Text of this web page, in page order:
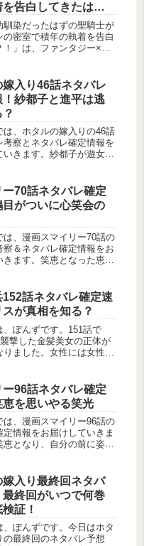
を告白してきたは無
る？
馴染だったはずの聖騎士が
の密室で積年の執着を告白
！」は、ファンタジー×幼
年3月2日サークル名：
者：ENV...
嫁入り46話ネタバレ
！紗都子と進平は逃
は、ホタルの嫁入りの46話
考察とネタバレ確定情報を
いきます。紗都子が遊女島
生懸命励まそうとする進平
十兵衛に右肩・左手・両
ー70話ネタバレ確定
目がついに心笑会の
は、漫画スマイリー70話の
察＆ネタバレ確定情報をお
きます。笑恵となった恵の
けでしょうか・・・。前話
心笑会の「家族」になる
152話ネタバレ確定速
が真相を知る？
、ぽんずです。151話で
撃した金髪美女の正体が
ました。女性には女性な
うか？今日は入学傭兵152
レ考察と確定ネタバレ情...
ー96話ネタバレ確定
恵を思いやる笑光
は、漫画スマイリー96話の
定情報をお届けしていきま
となり、自分の前に姿を
しょにいたいって言ったせ
を流していたのです。恵が
嫁入り最終回ネタバ
最終回がいつで何巻
証！
、ぽんずです。今日はホタ
の最終回のネタバレ予想